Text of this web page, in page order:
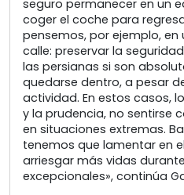
seguro permanecer en un
coger el coche para
pensemos, por ejemplo, en
calle: preservar la
las persianas si son
quedarse dentro, a pesar
actividad. En estos casos,
y la prudencia, no sentirse
en situaciones extremas.
tenemos que lamentar en
arriesgar más vidas
excepcionales», continúa